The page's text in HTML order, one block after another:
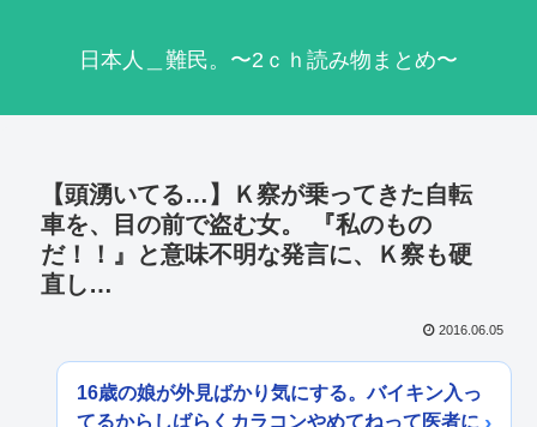
日本人＿難民。〜2ｃｈ読み物まとめ〜
【頭湧いてる…】Ｋ察が乗ってきた自転
車を、目の前で盗む女。 『私のもの
だ！！』と意味不明な発言に、Ｋ察も硬
直し…
2016.06.05
16歳の娘が外見ばかり気にする。バイキン入っ
てるからしばらくカラコンやめてねって医者に